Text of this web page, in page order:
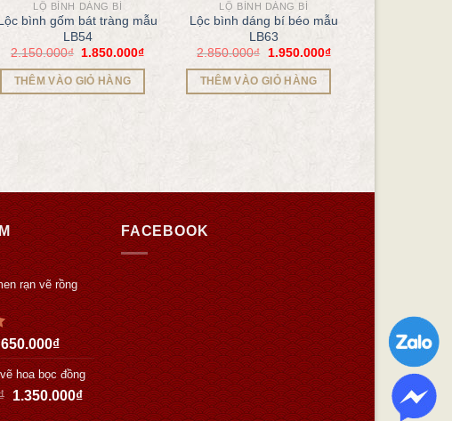
LỘ BÌNH DÁNG BÍ
bình gốm bát tràng mẫu
LB54
2.150.000₫ 1.850.000₫
THÊM VÀO GIỎ HÀNG
LỘ BÌNH DÁNG BÍ
Lộc bình dáng bí béo mẫu
LB63
2.850.000₫ 1.950.000₫
THÊM VÀO GIỎ HÀNG
rạn vẽ rồng
650.000₫
hoa bọc đồng
1.350.000₫
FACEBOOK